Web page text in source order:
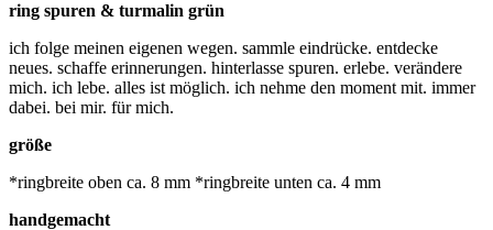
ring spuren & turmalin grün
ich folge meinen eigenen wegen. sammle eindrücke. entdecke
neues. schaffe erinnerungen. hinterlasse spuren. erlebe. verändere
mich. ich lebe. alles ist möglich. ich nehme den moment mit. immer
dabei. bei mir. für mich.
größe
*ringbreite oben ca. 8 mm *ringbreite unten ca. 4 mm
handgemacht